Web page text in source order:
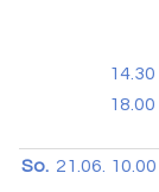
14.30
18.00
So. 21.06. 10.00